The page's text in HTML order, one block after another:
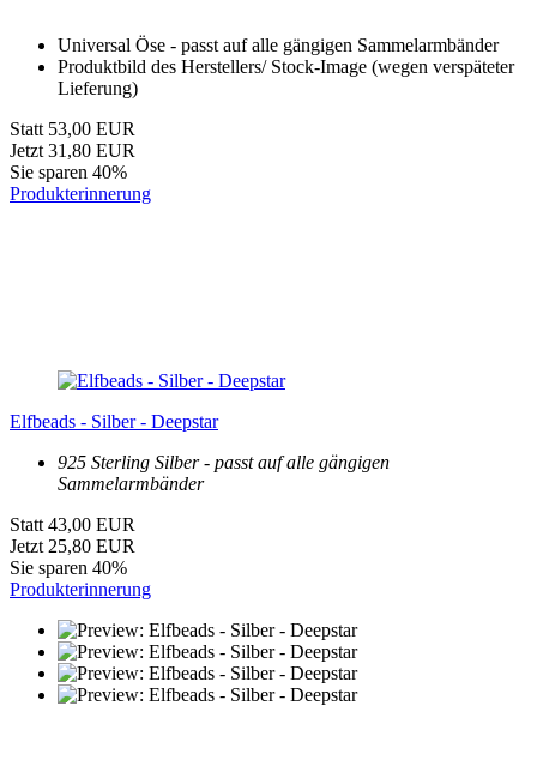
Universal Öse - passt auf alle gängigen Sammelarmbänder
Produktbild des Herstellers/ Stock-Image (wegen verspäteter
Lieferung)
Statt 53,00 EUR
Jetzt 31,80 EUR
Sie sparen 40%
Produkterinnerung
Elfbeads - Silber - Deepstar
925 Sterling Silber - passt auf alle gängigen
Sammelarmbänder
Statt 43,00 EUR
Jetzt 25,80 EUR
Sie sparen 40%
Produkterinnerung